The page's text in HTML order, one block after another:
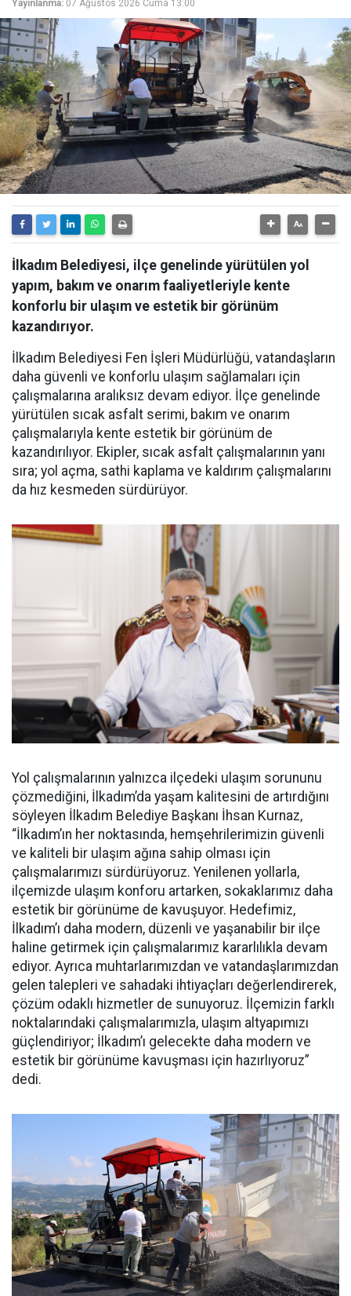
Yayınlanma: 07 Ağustos 2026 Cuma 13:00
İlkadım Belediyesi, ilçe genelinde yürütülen yol
yapım, bakım ve onarım faaliyetleriyle kente
konforlu bir ulaşım ve estetik bir görünüm
kazandırıyor.
İlkadım Belediyesi Fen İşleri Müdürlüğü, vatandaşların
daha güvenli ve konforlu ulaşım sağlamaları için
çalışmalarına aralıksız devam ediyor. İlçe genelinde
yürütülen sıcak asfalt serimi, bakım ve onarım
çalışmalarıyla kente estetik bir görünüm de
kazandırılıyor. Ekipler, sıcak asfalt çalışmalarının yanı
sıra; yol açma, sathi kaplama ve kaldırım çalışmalarını
da hız kesmeden sürdürüyor.
Yol çalışmalarının yalnızca ilçedeki ulaşım sorununu
çözmediğini, İlkadım’da yaşam kalitesini de artırdığını
söyleyen İlkadım Belediye Başkanı İhsan Kurnaz,
“İlkadım’ın her noktasında, hemşehrilerimizin güvenli
ve kaliteli bir ulaşım ağına sahip olması için
çalışmalarımızı sürdürüyoruz. Yenilenen yollarla,
ilçemizde ulaşım konforu artarken, sokaklarımız daha
estetik bir görünüme de kavuşuyor. Hedefimiz,
İlkadım’ı daha modern, düzenli ve yaşanabilir bir ilçe
haline getirmek için çalışmalarımız kararlılıkla devam
ediyor. Ayrıca muhtarlarımızdan ve vatandaşlarımızdan
gelen talepleri ve sahadaki ihtiyaçları değerlendirerek,
çözüm odaklı hizmetler de sunuyoruz. İlçemizin farklı
noktalarındaki çalışmalarımızla, ulaşım altyapımızı
güçlendiriyor; İlkadım’ı gelecekte daha modern ve
estetik bir görünüme kavuşması için hazırlıyoruz”
dedi.